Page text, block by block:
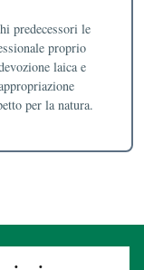
predecessori le
proprio
laica e
per la natura.